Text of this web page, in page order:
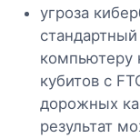
угроза
компьютеру
кубитов с
дорожных
результат